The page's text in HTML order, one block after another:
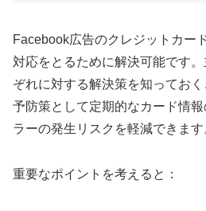
Facebook広告のクレジットカー
対応をとるために解決可能です
ぞれに対する解決策を知っておく
予防策として定期的なカード情
ラーの発生リスクを軽減できます
重要なポイントを考えると：